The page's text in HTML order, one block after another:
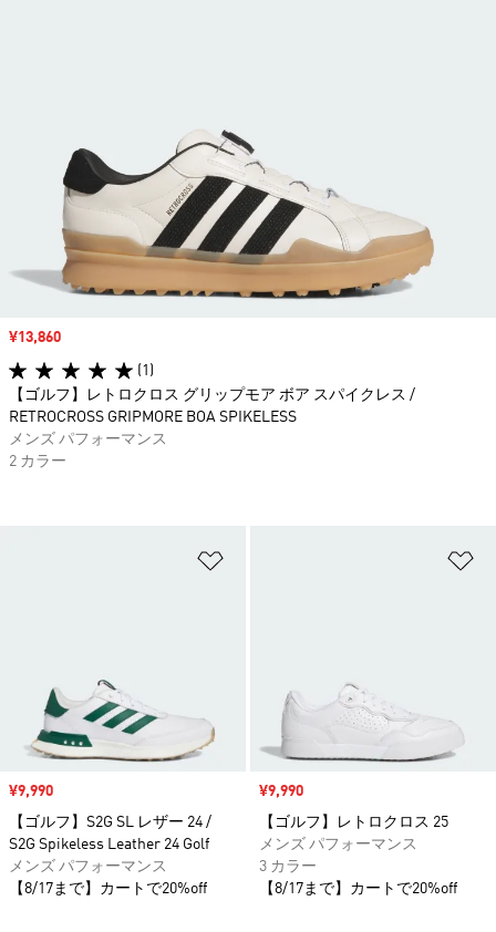
セール価格
¥9,990
【ゴルフ】S2G SL レザー 24 /
S2G Spikeless Leather 24 Golf
メンズ パフォーマンス
【8/17まで】カートで20%off
セール価格
¥9,990
【ゴルフ】レトロクロス 25
メンズ パフォーマンス
3 カラー
【8/17まで】カートで20%off
セール価格
¥13,860
(1)
【ゴルフ】レトロクロス グリップモア ボア スパイクレス /
RETROCROSS GRIPMORE BOA SPIKELESS
メンズ パフォーマンス
2 カラー